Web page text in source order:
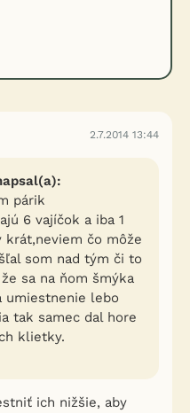
2.7.2014 13:44
párik
6 vajíčok a iba 1
krát,neviem čo môže
som nad tým či to
sa na ňom šmýka
umiestnenie lebo
tak samec dal hore
klietky.
ich nižšie, aby